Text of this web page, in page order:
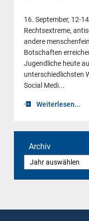
16. September, 12-
Rechtsextreme,
andere
Botschaften
Jugendliche heute
unterschiedlichsten
Social Medi...
Weiterlesen...
Archiv